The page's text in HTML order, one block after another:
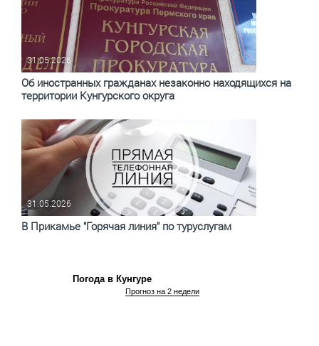
31.05.2026
Об иностранных гражданах незаконно находящихся на
территории Кунгурского округа
31.05.2026
В Прикамье "Горячая линия" по туруслугам
Погода в Кунгуре
Прогноз на 2 недели